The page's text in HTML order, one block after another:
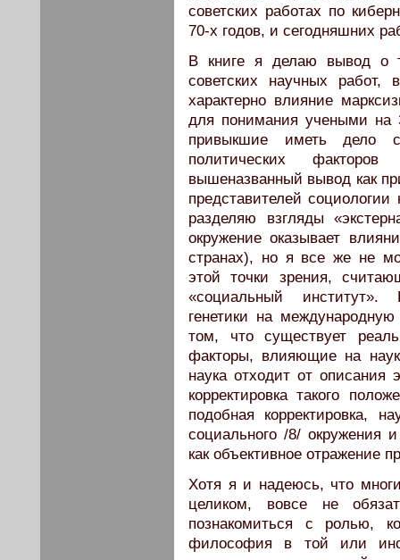
советских работах по
70-х годов, и сегодняшних
В книге я делаю вывод о
советских научных
характерно влияние
для понимания учеными на
привыкшие иметь дело
политических
вышеназванный вывод как
представителей
разделяю взгляды
окружение оказывает
странах), но я все же не
этой точки зрения,
«социальный институт».
генетики на
том, что существует
факторы, влияющие на
наука отходит от описания
корректировка такого
подобная корректировка,
социального /8/ окружения
как объективное отражение
Хотя я и надеюсь, что
целиком, вовсе не
познакомиться с ролью,
философия в той или